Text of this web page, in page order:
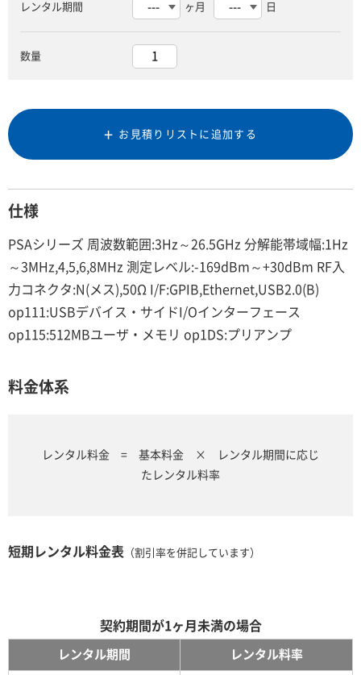
レンタル期間 ヶ月 日
数量
お見積りリストに追加する
仕様
PSAシリーズ 周波数範囲:3Hz～26.5GHz 分解能帯域幅:1Hz
～3MHz,4,5,6,8MHz 測定レベル:-169dBm～+30dBm RF入
力コネクタ:N(メス),50Ω I/F:GPIB,Ethernet,USB2.0(B)
op111:USBデバイス・サイドI/Oインターフェース
op115:512MBユーザ・メモリ op1DS:プリアンプ
料金体系
レンタル料金 = 基本料金 × レンタル期間に応じ
たレンタル料率
短期レンタル料金表 （割引率を併記しています）
契約期間が1ヶ月未満の場合
レンタル期間 レンタル料率